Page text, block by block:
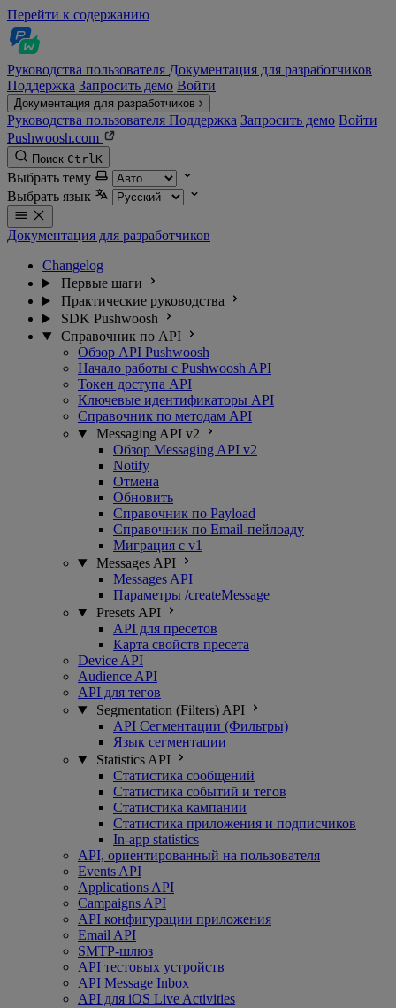
Перейти к содержанию
Руководства пользователя Документация для разработчиков
Поддержка Запросить демо Войти
Документация для разработчиков
Руководства пользователя Поддержка Запросить демо Войти
Pushwoosh.com
Поиск CtrlK
Выбрать тему
Выбрать язык
Документация для разработчиков
Changelog
Первые шаги
Практические руководства
SDK Pushwoosh
Справочник по API
Обзор API Pushwoosh
Начало работы с Pushwoosh API
Токен доступа API
Ключевые идентификаторы API
Справочник по методам API
Messaging API v2
Обзор Messaging API v2
Notify
Отмена
Обновить
Справочник по Payload
Справочник по Email-пейлоаду
Миграция с v1
Messages API
Messages API
Параметры /createMessage
Presets API
API для пресетов
Карта свойств пресета
Device API
Audience API
API для тегов
Segmentation (Filters) API
API Сегментации (Фильтры)
Язык сегментации
Statistics API
Статистика сообщений
Статистика событий и тегов
Статистика кампании
Статистика приложения и подписчиков
In-app statistics
API, ориентированный на пользователя
Events API
Applications API
Campaigns API
API конфигурации приложения
Email API
SMTP-шлюз
API тестовых устройств
API Message Inbox
API для iOS Live Activities